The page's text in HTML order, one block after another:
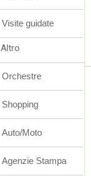
Visite guidate
Altro
Orchestre
Shopping
Auto/Moto
Agenzie Stampa